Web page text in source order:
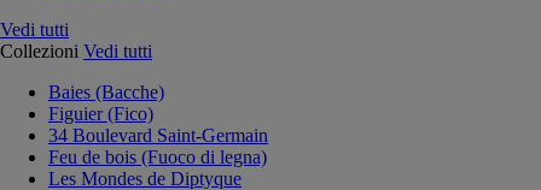
Vedi tutti
Collezioni Vedi tutti
Baies (Bacche)
Figuier (Fico)
34 Boulevard Saint-Germain
Feu de bois (Fuoco di legna)
Les Mondes de Diptyque